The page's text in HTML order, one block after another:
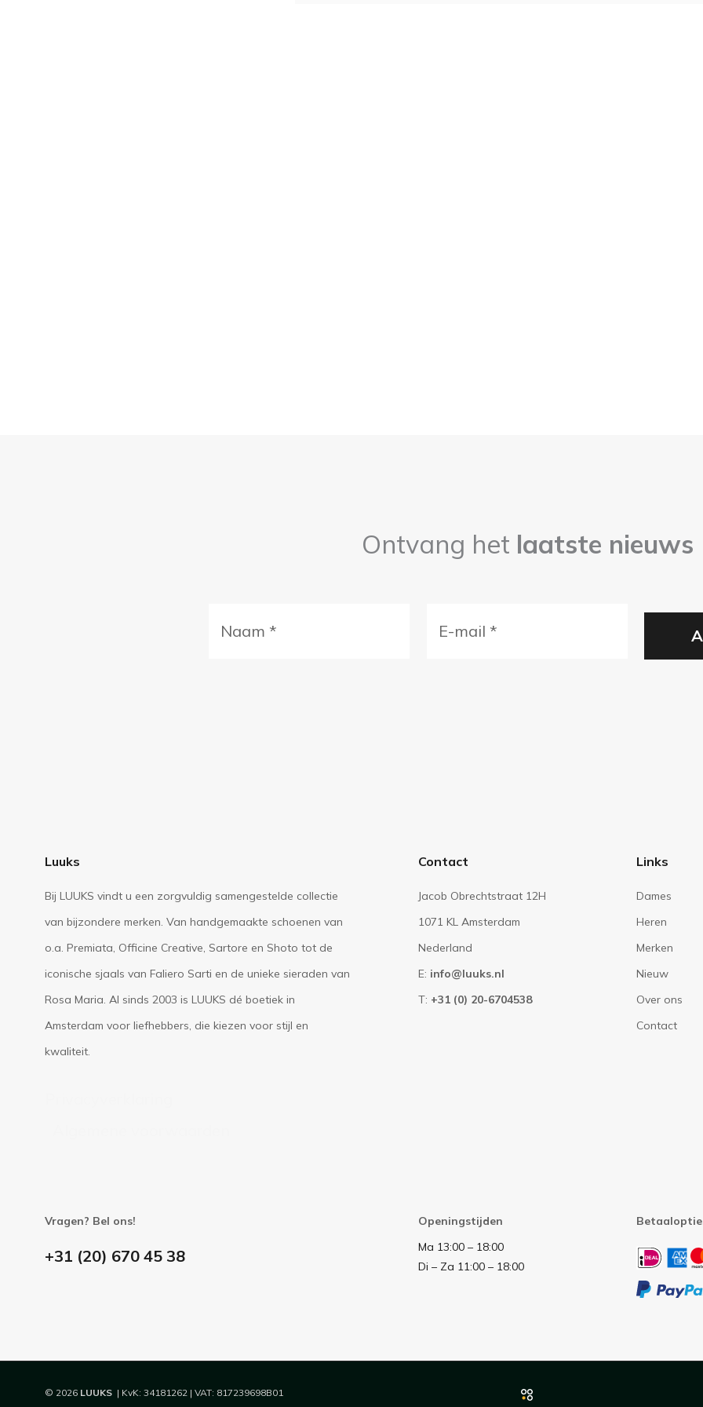
Ontvang het laatste nieuws
Luuks
Bij LUUKS vindt u een zorgvuldig samengestelde collectie
van bijzondere merken. Van handgemaakte schoenen van
o.a. Premiata, Officine Creative, Sartore en Shoto tot de
iconische sjaals van Faliero Sarti en de unieke sieraden van
Rosa Maria. Al sinds 2003 is LUUKS dé boetiek in
Amsterdam voor liefhebbers, die kiezen voor stijl en
kwaliteit.
Contact
Jacob Obrechtstraat 12H
1071 KL Amsterdam
Nederland
E: info@luuks.nl
T: +31 (0) 20-6704538
Links
Dames
Heren
Merken
Nieuw
Over ons
Contact
Vragen? Bel ons!
+31 (20) 670 45 38
Openingstijden
Ma 13:00 – 18:00
Di – Za 11:00 – 18:00
© 2026 LUUKS | KvK: 34181262 | VAT: 817239698B01